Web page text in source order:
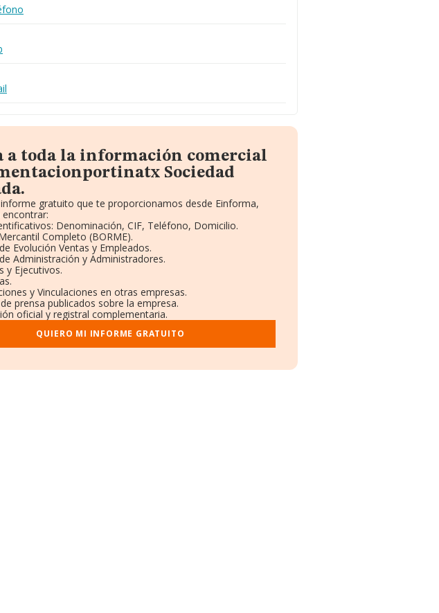
a toda la información comercial
Sociedad
gratuito que te proporcionamos desde Einforma,
Denominación, CIF, Teléfono, Domicilio.
Completo (BORME).
Evolución Ventas y Empleados.
Administración y Administradores.
y Ejecutivos.
y Vinculaciones en otras empresas.
prensa publicados sobre la empresa.
oficial y registral complementaria.
QUIERO MI INFORME GRATUITO